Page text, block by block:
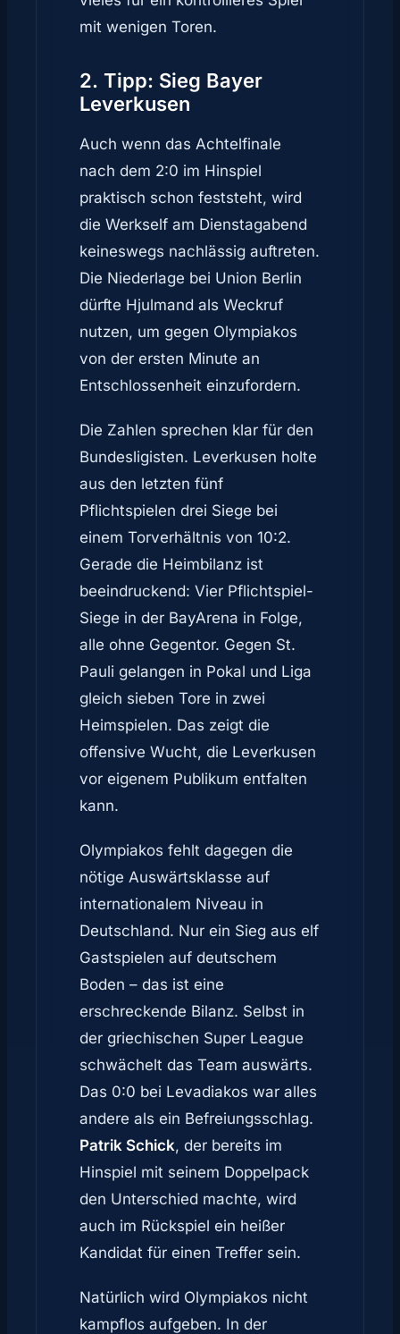
mit wenigen Toren.
2. Tipp: Sieg Bayer
Leverkusen
Auch wenn das Achtelfinale
nach dem 2:0 im Hinspiel
praktisch schon feststeht, wird
die Werkself am Dienstagabend
keineswegs nachlässig auftreten.
Die Niederlage bei Union Berlin
dürfte Hjulmand als Weckruf
nutzen, um gegen Olympiakos
von der ersten Minute an
Entschlossenheit einzufordern.
Die Zahlen sprechen klar für den
Bundesligisten. Leverkusen holte
aus den letzten fünf
Pflichtspielen drei Siege bei
einem Torverhältnis von 10:2.
Gerade die Heimbilanz ist
beeindruckend: Vier Pflichtspiel-
Siege in der BayArena in Folge,
alle ohne Gegentor. Gegen St.
Pauli gelangen in Pokal und Liga
gleich sieben Tore in zwei
Heimspielen. Das zeigt die
offensive Wucht, die Leverkusen
vor eigenem Publikum entfalten
kann.
Olympiakos fehlt dagegen die
nötige Auswärtsklasse auf
internationalem Niveau in
Deutschland. Nur ein Sieg aus elf
Gastspielen auf deutschem
Boden – das ist eine
erschreckende Bilanz. Selbst in
der griechischen Super League
schwächelt das Team auswärts.
Das 0:0 bei Levadiakos war alles
andere als ein Befreiungsschlag.
Patrik Schick, der bereits im
Hinspiel mit seinem Doppelpack
den Unterschied machte, wird
auch im Rückspiel ein heißer
Kandidat für einen Treffer sein.
Natürlich wird Olympiakos nicht
kampflos aufgeben. In der